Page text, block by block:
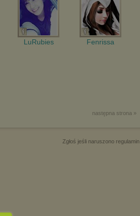
LuRubies Fenrissa
następna strona »
Zgłoś jeśli naruszono regulamin